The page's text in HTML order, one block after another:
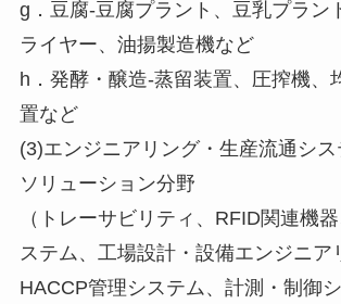
g．豆腐-豆腐プラント、豆乳プラン
ライヤー、油揚製造機など
h．発酵・醸造-蒸留装置、圧搾機、
置など
(3)エンジニアリング・生産流通シ
ソリューション分野
（トレーサビリティ、RFID関連機
ステム、工場設計・設備エンジニア
HACCP管理システム、計測・制御シ